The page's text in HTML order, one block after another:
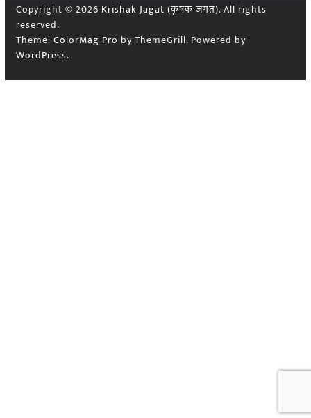
Copyright © 2026 Krishak Jagat (कृषक जगत). All rights
reserved.
Theme: ColorMag Pro by ThemeGrill. Powered by
WordPress.